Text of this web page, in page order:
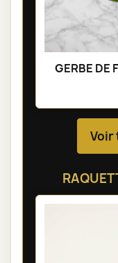
GERBE DE
Voir